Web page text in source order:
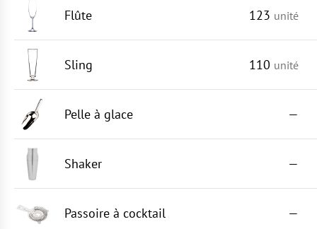
Flûte 123 unité
Sling 110 unité
Pelle à glace —
Shaker —
Passoire à cocktail —